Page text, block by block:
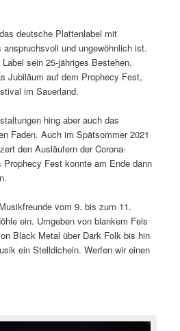
deutsche Plattenlabel mit
und ungewöhnlich ist.
sein 25-jähriges Bestehen.
Jubiläum auf dem Prophecy Fest,
im Sauerland.
hing aber auch das
Faden. Auch im Spätsommer 2021
den Ausläufern der Corona-
Prophecy Fest konnte am Ende dann
vom 9. bis zum 11.
ein. Umgeben von blankem Fels
Black Metal über Dark Folk bis hin
ein Stelldichein. Werfen wir einen